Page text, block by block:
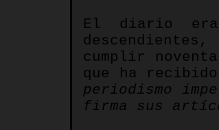
El diario
cumplir
que ha
periodismo
firma sus